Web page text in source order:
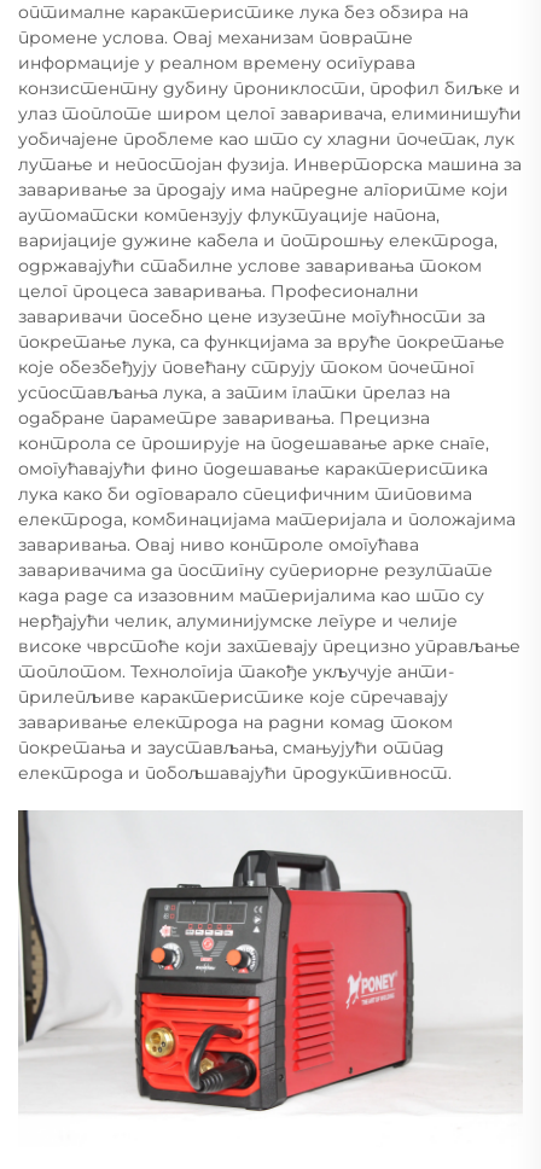
оптималне карактеристике лука без обзира на
промене услова. Овај механизам повратне
информације у реалном времену осигурава
конзистентну дубину прониклости, профил биљке и
улаз топлоте широм целог заваривача, елиминишући
уобичајене проблеме као што су хладни почетак, лук
лутање и непостојан фузија. Инверторска машина за
заваривање за продају има напредне алгоритме који
аутоматски компензују флуктуације напона,
варијације дужине кабела и потрошњу електрода,
одржавајући стабилне услове заваривања током
целог процеса заваривања. Професионални
заваривачи посебно цене изузетне могућности за
покретање лука, са функцијама за вруће покретање
које обезбеђују повећану струју током почетног
успостављања лука, а затим глатки прелаз на
одабране параметре заваривања. Прецизна
контрола се проширује на подешавање арке снаге,
омогућавајући фино подешавање карактеристика
лука како би одговарало специфичним типовима
електрода, комбинацијама материјала и положајима
заваривања. Овај ниво контроле омогућава
заваривачима да постигну супериорне резултате
када раде са изазовним материјалима као што су
нерђајући челик, алуминијумске легуре и челије
високе чврстоће који захтевају прецизно управљање
топлотом. Технологија такође укључује анти-
прилепљиве карактеристике које спречавају
заваривање електрода на радни комад током
покретања и заустављања, смањујући отпад
електрода и побољшавајући продуктивност.